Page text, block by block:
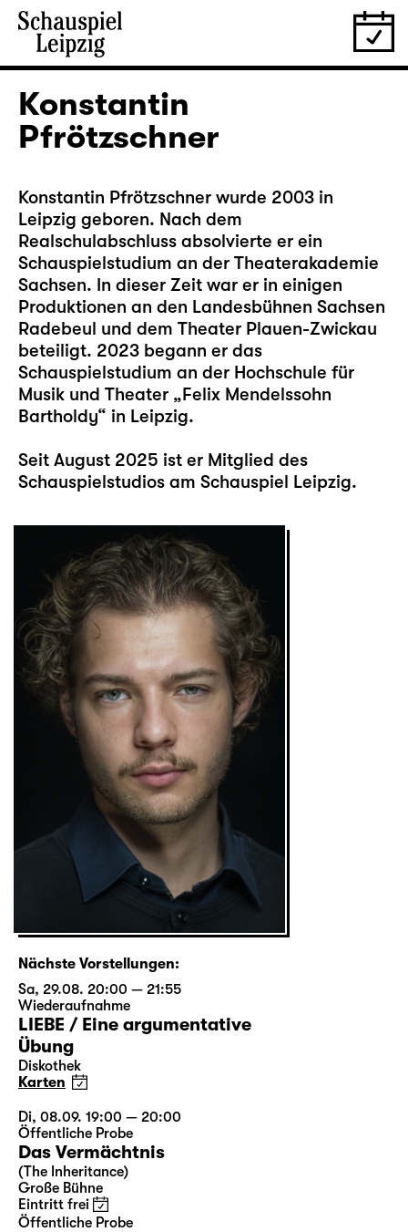
Konstantin
Pfrötzschner
Konstantin Pfrötzschner wurde 2003 in
Leipzig geboren. Nach dem
Realschulabschluss absolvierte er ein
Schauspielstudium an der Theaterakademie
Sachsen. In dieser Zeit war er in einigen
Produktionen an den Landesbühnen Sachsen
Radebeul und dem Theater Plauen-Zwickau
beteiligt. 2023 begann er das
Schauspielstudium an der Hochschule für
Musik und Theater „Felix Mendelssohn
Bartholdy“ in Leipzig.
Seit August 2025 ist er Mitglied des
Schauspielstudios am Schauspiel Leipzig.
Nächste Vorstellungen:
Sa, 29.08. 20:00 — 21:55
Wiederaufnahme
LIEBE / Eine argumentative
Übung
Diskothek
Karten
Di, 08.09. 19:00 — 20:00
Öffentliche Probe
Das Vermächtnis
(The Inheritance)
Große Bühne
Eintritt frei
Öffentliche Probe